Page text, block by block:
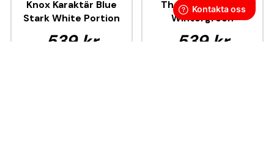
Knox Karaktär Blue
Stark White Portion
539 kr
The Moose Major
Wintergreen
539 kr